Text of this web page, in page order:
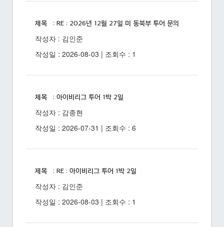
제목 : RE : 2026년 12월 27일 미 동북부 투어 문의
작성자 : 김인준
작성일 : 2026-08-03 | 조회수 : 1
제목 : 아이비리그 투어 1박 2일
작성자 : 감종현
작성일 : 2026-07-31 | 조회수 : 6
제목 : RE : 아이비리그 투어 1박 2일
작성자 : 김인준
작성일 : 2026-08-03 | 조회수 : 1